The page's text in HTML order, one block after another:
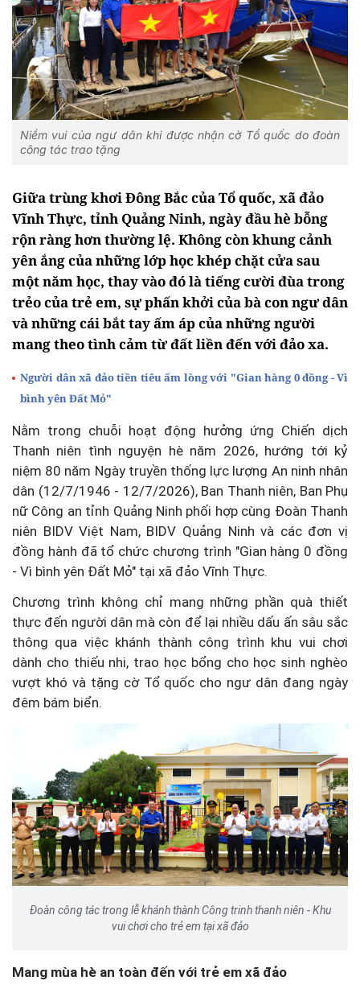
Niềm vui của ngư dân khi được nhận cờ Tổ quốc do đoàn
công tác trao tặng
Giữa trùng khơi Đông Bắc của Tổ quốc, xã đảo
Vĩnh Thực, tỉnh Quảng Ninh, ngày đầu hè bỗng
rộn ràng hơn thường lệ. Không còn khung cảnh
yên ắng của những lớp học khép chặt cửa sau
một năm học, thay vào đó là tiếng cười đùa trong
trẻo của trẻ em, sự phấn khởi của bà con ngư dân
và những cái bắt tay ấm áp của những người
mang theo tình cảm từ đất liền đến với đảo xa.
Người dân xã đảo tiền tiêu ấm lòng với "Gian hàng 0 đồng - Vì
bình yên Đất Mỏ"
Nằm trong chuỗi hoạt động hưởng ứng Chiến dịch
Thanh niên tình nguyện hè năm 2026, hướng tới kỷ
niệm 80 năm Ngày truyền thống lực lượng An ninh nhân
dân (12/7/1946 - 12/7/2026), Ban Thanh niên, Ban Phụ
nữ Công an tỉnh Quảng Ninh phối hợp cùng Đoàn Thanh
niên BIDV Việt Nam, BIDV Quảng Ninh và các đơn vị
đồng hành đã tổ chức chương trình "Gian hàng 0 đồng
- Vì bình yên Đất Mỏ" tại xã đảo Vĩnh Thực.
Chương trình không chỉ mang những phần quà thiết
thực đến người dân mà còn để lại nhiều dấu ấn sâu sắc
thông qua việc khánh thành công trình khu vui chơi
dành cho thiếu nhi, trao học bổng cho học sinh nghèo
vượt khó và tặng cờ Tổ quốc cho ngư dân đang ngày
đêm bám biển.
Đoàn công tác trong lễ khánh thành Công trinh thanh niên - Khu
vui chơi cho trẻ em tại xã đảo
Mang mùa hè an toàn đến với trẻ em xã đảo